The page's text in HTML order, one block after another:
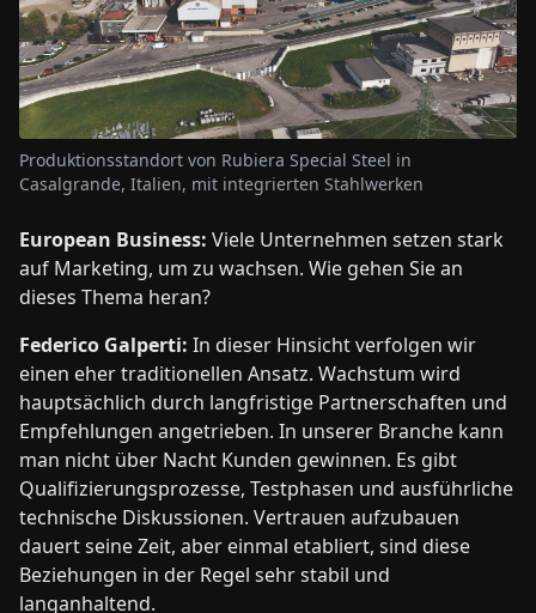
Produktionsstandort von Rubiera Special Steel in
Casalgrande, Italien, mit integrierten Stahlwerken
European Business: Viele Unternehmen setzen stark
auf Marketing, um zu wachsen. Wie gehen Sie an
dieses Thema heran?
Federico Galperti: In dieser Hinsicht verfolgen wir
einen eher traditionellen Ansatz. Wachstum wird
hauptsächlich durch langfristige Partnerschaften und
Empfehlungen angetrieben. In unserer Branche kann
man nicht über Nacht Kunden gewinnen. Es gibt
Qualifizierungsprozesse, Testphasen und ausführliche
technische Diskussionen. Vertrauen aufzubauen
dauert seine Zeit, aber einmal etabliert, sind diese
Beziehungen in der Regel sehr stabil und
langanhaltend.